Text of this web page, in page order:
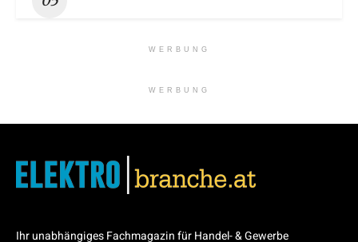
WERBUNG
WERBUNG
Ihr unabhängiges Fachmagazin für Handel- & Gewerbe